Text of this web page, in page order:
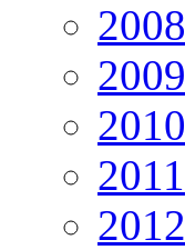
2008
2009
2010
2011
2012